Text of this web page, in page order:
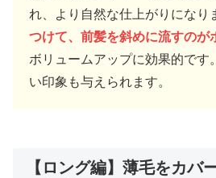
れ、より自然な仕上がりになり
つけて、前髪を斜めに流すのが
ボリュームアップに効果的です
い印象も与えられます。
【ロング編】薄毛をカバ